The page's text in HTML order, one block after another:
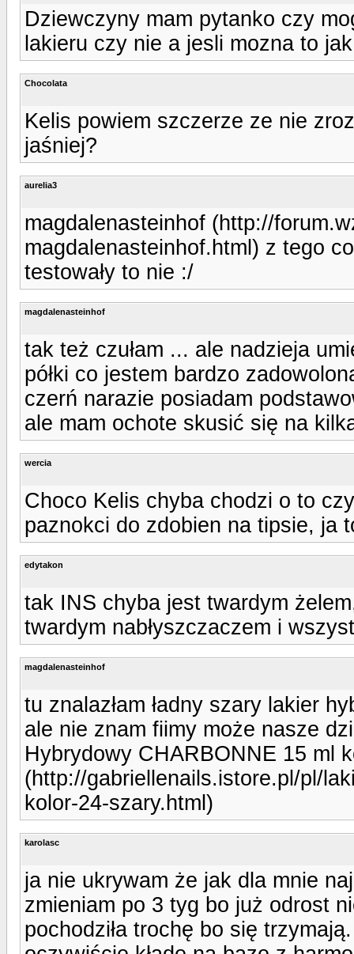
Dziewczyny mam pytanko czy
lakieru czy nie a jesli mozna to
Chocolata
Kelis powiem szczerze ze nie
jaśniej?
aurelia3
magdalenasteinhof (http://
magdalenasteinhof.html) z tego
testowały to nie :/
magdalenasteinhof
tak też czułam ... ale nadzieja
półki co jestem bardzo
czerń narazie posiadam
ale mam ochote skusić się na
wercia
Choco Kelis chyba chodzi o to
paznokci do zdobien na tipsie, ja
edytakon
tak INS chyba jest twardym
twardym nabłyszczaczem i
magdalenasteinhof
tu znalazłam ładny szary lakier
ale nie znam fiimy może nasze
Hybrydowy CHARBONNE 15 ml
(http://gabriellenails.istore.pl/pl/
kolor-24-szary.html)
karolasc
ja nie ukrywam że jak dla mnie
zmieniam po 3 tyg bo już odrost
pochodziła trochę bo się